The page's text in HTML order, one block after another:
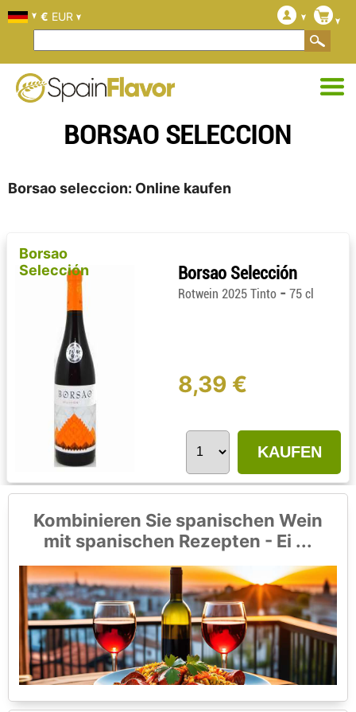
BORSAO SELECCION
Borsao seleccion: Online kaufen
Borsao
Selección
Borsao Selección
Rotwein 2025 Tinto - 75 cl
8,39 €
KAUFEN
Kombinieren Sie spanischen Wein
mit spanischen Rezepten - Ei ...
€ EUR